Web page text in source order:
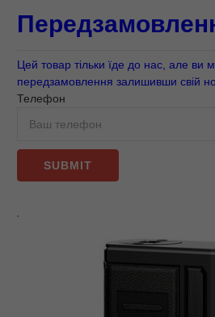
Цей товар тільки їде до нас, але ви
передзамовлення залишивши свій
Телефон
SUBMIT